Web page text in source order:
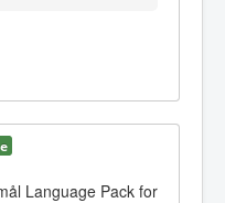
Language Pack for